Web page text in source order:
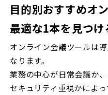
目的別おすすめオ
最適な1本を見つけ
オンライン会議ツールは
なります。
業務の中心が日常会議か
セキュリティ重視かによ